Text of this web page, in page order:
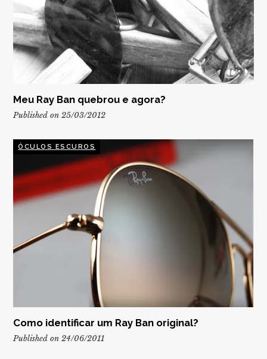
Meu Ray Ban quebrou e agora?
Published on 25/03/2012
ÓCULOS ESCUROS
Como identificar um Ray Ban original?
Published on 24/06/2011